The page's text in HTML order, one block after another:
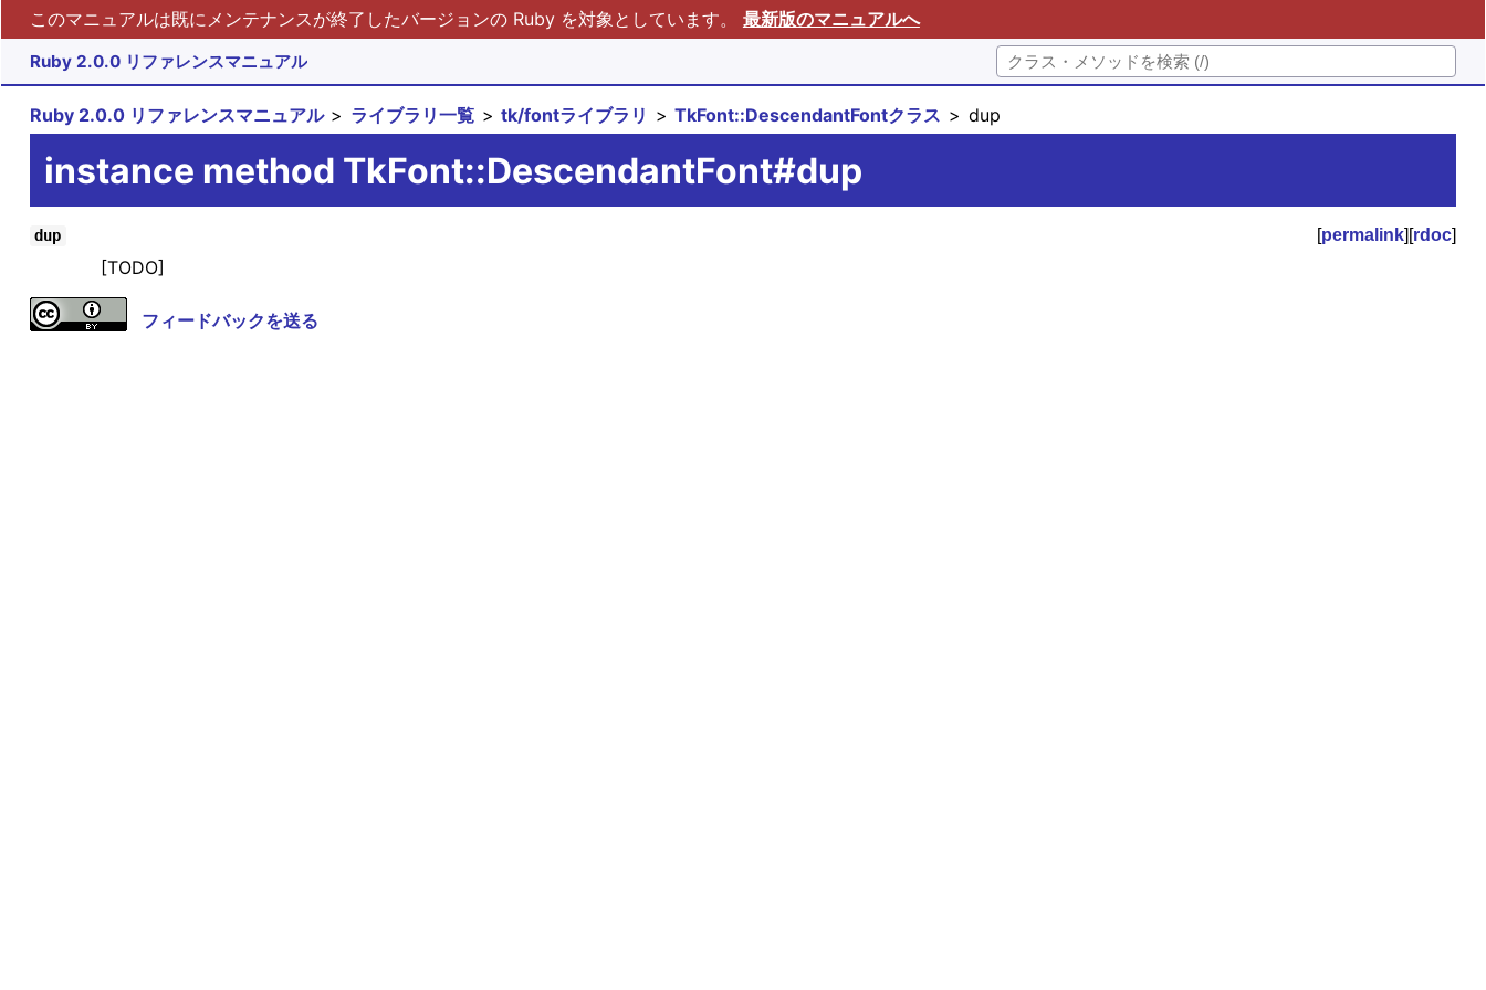
このマニュアルは既にメンテナンスが終了したバージョンの Ruby を対象としています。 最新版のマニュアルへ
Ruby 2.0.0 リファレンスマニュアル
Ruby 2.0.0 リファレンスマニュアル ライブラリ一覧 tk/fontライブラリ TkFont::DescendantFontクラス dup
instance method TkFont::DescendantFont#dup
dup [permalink][rdoc]
[TODO]
フィードバックを送る